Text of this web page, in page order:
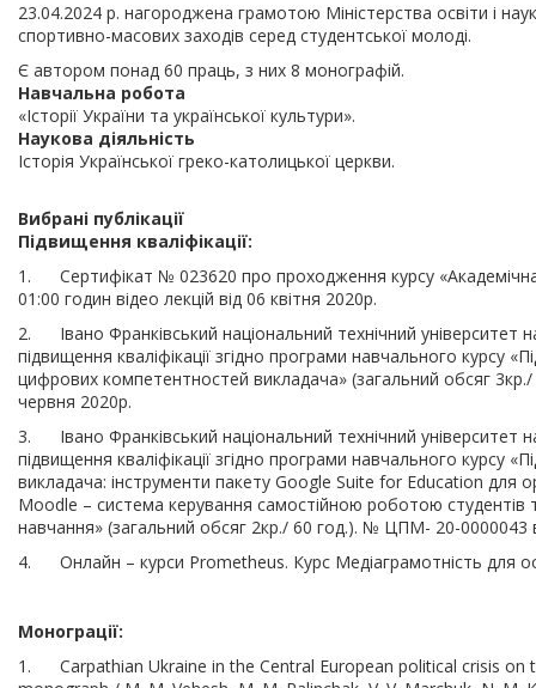
23.04.2024 р. нагороджена грамотою Міністерства освіти і
спортивно-масових заходів серед студентської молоді.
Є автором понад 60 праць, з них 8 монографій.
Навчальна робота
«Історії України та української культури».
Наукова діяльність
Історія Української греко-католицької церкви.
Вибрані публікації
Підвищення кваліфікації:
1. Сертифікат № 023620 про проходження курсу «Академічна
01:00 годин відео лекцій від 06 квітня 2020р.
2. Івано Франківський національний технічний університет
підвищення кваліфікації згідно програми навчального курсу
цифрових компетентностей викладача» (загальний обсяг
червня 2020р.
3. Івано Франківський національний технічний університет
підвищення кваліфікації згідно програми навчального курсу
викладача: інструменти пакету Google Suite for Education для
Moodle – система керування самостійною роботою студентів
навчання» (загальний обсяг 2кр./ 60 год.). № ЦПМ- 20-0000043
4. Онлайн – курси Prometheus. Курс Медіаграмотність для
Монограції:
1. Carpathian Ukraine in the Central European political crisis on